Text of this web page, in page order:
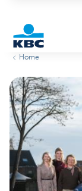
Particulieren
Home